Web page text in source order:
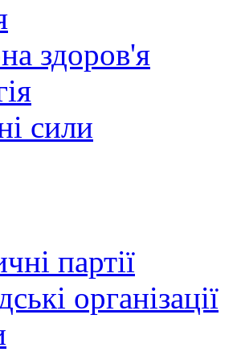
здоров'я
сили
партії
організації